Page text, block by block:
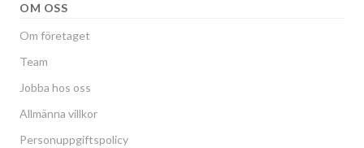
OM OSS
Om företaget
Team
Jobba hos oss
Allmänna villkor
Personuppgiftspolicy